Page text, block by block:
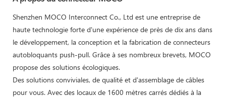
Shenzhen MOCO Interconnect Co., Ltd est une entreprise de
haute technologie forte d'une expérience de près de dix ans dans
le développement, la conception et la fabrication de connecteurs
autobloquants push-pull. Grâce à ses nombreux brevets, MOCO
propose des solutions écologiques.
Des solutions conviviales, de qualité et d'assemblage de câbles
pour vous. Avec des locaux de 1600 mètres carrés dédiés à la